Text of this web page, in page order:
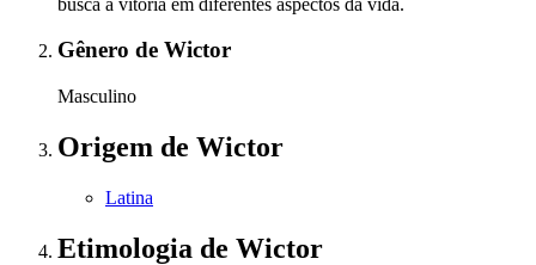
Gênero de Wictor
Masculino
Origem de Wictor
Latina
Etimologia de Wictor